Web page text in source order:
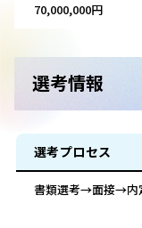
70,000,000円
選考情報
選考プロセス
書類選考→面接→内